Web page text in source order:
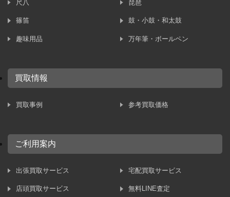
尺八 琵琶
篠笛 鼓・小鼓・和太鼓
趣味用品 万年筆・ボールペン
買取情報
買取事例 参考買取価格
ご利用案内
出張買取サービス 宅配買取サービス
店頭買取サービス 無料LINE査定